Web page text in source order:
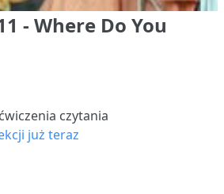
- Where Do You
czytania
już teraz